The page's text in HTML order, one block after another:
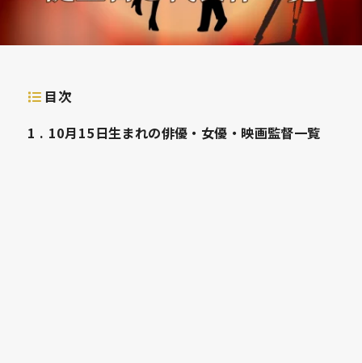
目次
1
10月15日生まれの俳優・女優・映画監督一覧